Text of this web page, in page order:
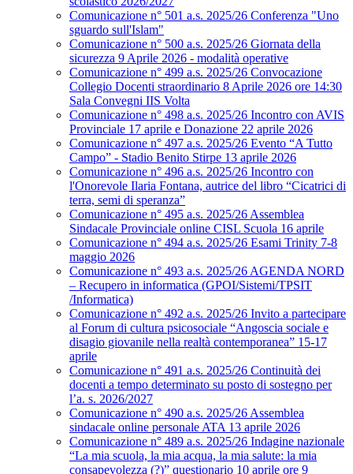
Comunicazione n° 501 a.s. 2025/26 Conferenza "Uno
sguardo sull'Islam"
Comunicazione n° 500 a.s. 2025/26 Giornata della
sicurezza 9 Aprile 2026 - modalità operative
Comunicazione n° 499 a.s. 2025/26 Convocazione
Collegio Docenti straordinario 8 Aprile 2026 ore 14:30
Sala Convegni IIS Volta
Comunicazione n° 498 a.s. 2025/26 Incontro con AVIS
Provinciale 17 aprile e Donazione 22 aprile 2026
Comunicazione n° 497 a.s. 2025/26 Evento “A Tutto
Campo” - Stadio Benito Stirpe 13 aprile 2026
Comunicazione n° 496 a.s. 2025/26 Incontro con
l'Onorevole Ilaria Fontana, autrice del libro “Cicatrici di
terra, semi di speranza”
Comunicazione n° 495 a.s. 2025/26 Assemblea
Sindacale Provinciale online CISL Scuola 16 aprile
Comunicazione n° 494 a.s. 2025/26 Esami Trinity 7-8
maggio 2026
Comunicazione n° 493 a.s. 2025/26 AGENDA NORD
– Recupero in informatica (GPOI/Sistemi/TPSIT
/Informatica)
Comunicazione n° 492 a.s. 2025/26 Invito a partecipare
al Forum di cultura psicosociale “Angoscia sociale e
disagio giovanile nella realtà contemporanea” 15-17
aprile
Comunicazione n° 491 a.s. 2025/26 Continuità dei
docenti a tempo determinato su posto di sostegno per
l’a. s. 2026/2027
Comunicazione n° 490 a.s. 2025/26 Assemblea
sindacale online personale ATA 13 aprile 2026
Comunicazione n° 489 a.s. 2025/26 Indagine nazionale
“La mia scuola, la mia acqua, la mia salute: la mia
consapevolezza (?)” questionario 10 aprile ore 9